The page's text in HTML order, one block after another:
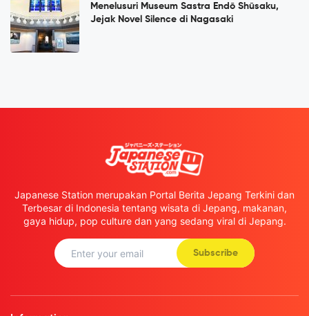
Menelusuri Museum Sastra Endō Shūsaku,
Jejak Novel Silence di Nagasaki
Japanese Station merupakan Portal Berita Jepang Terkini dan
Terbesar di Indonesia tentang wisata di Jepang, makanan,
gaya hidup, pop culture dan yang sedang viral di Jepang.
Subscribe